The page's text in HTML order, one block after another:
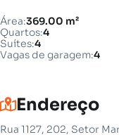
Área:369.00 m²
Quartos:4
Suítes:4
Vagas de garagem:4
Endereço
Rua 1127, 202, Setor